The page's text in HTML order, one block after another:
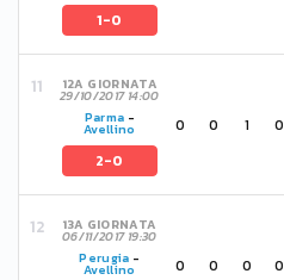
1-0
12A GIORNATA
29/10/2017 14:00
Parma -
Avellino
2-0
0 0 1 0
13A GIORNATA
06/11/2017 19:30
Perugia -
Avellino 0 0 0 0